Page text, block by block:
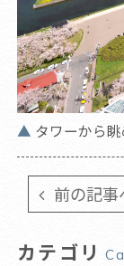
タワーから
前の記事
カテゴリ